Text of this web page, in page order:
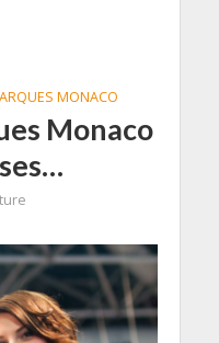
MONACO
Monaco